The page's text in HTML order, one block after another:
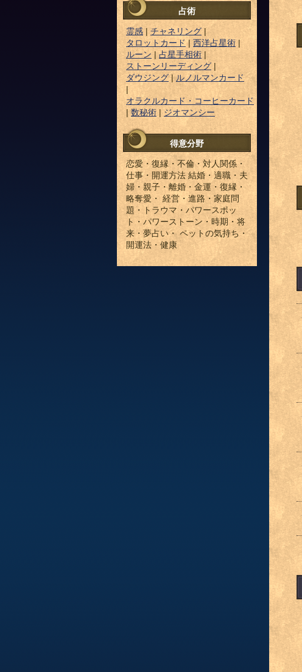
占術
霊感 | チャネリング |
タロットカード| 西洋占星術 |
ルーン | 占星手相術 |
ストーンリーディング|
ダウジング|ルノルマンカード
|
オラクルカード・コーヒーカード
|数秘術 | ジオマンシー
得意分野
恋愛・復縁・不倫・対人関係・
仕事・開運方法 結婚・適職・夫
婦・親子・離婚・金運・復縁・
略奪愛・ 経営・進路・家庭問
題・トラウマ・パワースポッ
ト・パワーストーン・時期・将
来・夢占い・ ペットの気持ち・
開運法・健康